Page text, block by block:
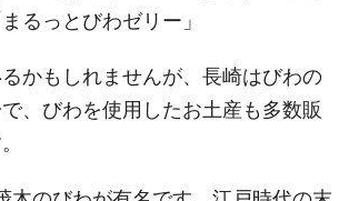
るっとびわゼリー」
かもしれませんが、長崎はびわの
、びわを使用したお土産も多数販